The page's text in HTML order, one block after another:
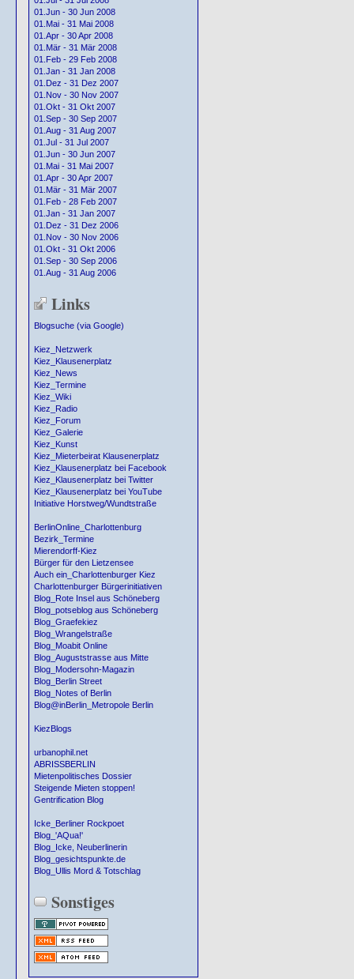
01.Jun - 30 Jun 2008
01.Mai - 31 Mai 2008
01.Apr - 30 Apr 2008
01.Mär - 31 Mär 2008
01.Feb - 29 Feb 2008
01.Jan - 31 Jan 2008
01.Dez - 31 Dez 2007
01.Nov - 30 Nov 2007
01.Okt - 31 Okt 2007
01.Sep - 30 Sep 2007
01.Aug - 31 Aug 2007
01.Jul - 31 Jul 2007
01.Jun - 30 Jun 2007
01.Mai - 31 Mai 2007
01.Apr - 30 Apr 2007
01.Mär - 31 Mär 2007
01.Feb - 28 Feb 2007
01.Jan - 31 Jan 2007
01.Dez - 31 Dez 2006
01.Nov - 30 Nov 2006
01.Okt - 31 Okt 2006
01.Sep - 30 Sep 2006
01.Aug - 31 Aug 2006
Links
Blogsuche (via Google)
Kiez_Netzwerk
Kiez_Klausenerplatz
Kiez_News
Kiez_Termine
Kiez_Wiki
Kiez_Radio
Kiez_Forum
Kiez_Galerie
Kiez_Kunst
Kiez_Mieterbeirat Klausenerplatz
Kiez_Klausenerplatz bei Facebook
Kiez_Klausenerplatz bei Twitter
Kiez_Klausenerplatz bei YouTube
Initiative Horstweg/Wundtstraße
BerlinOnline_Charlottenburg
Bezirk_Termine
Mierendorff-Kiez
Bürger für den Lietzensee
Auch ein_Charlottenburger Kiez
Charlottenburger Bürgerinitiativen
Blog_Rote Insel aus Schöneberg
Blog_potseblog aus Schöneberg
Blog_Graefekiez
Blog_Wrangelstraße
Blog_Moabit Online
Blog_Auguststrasse aus Mitte
Blog_Modersohn-Magazin
Blog_Berlin Street
Blog_Notes of Berlin
Blog@inBerlin_Metropole Berlin
KiezBlogs
urbanophil.net
ABRISSBERLIN
Mietenpolitisches Dossier
Steigende Mieten stoppen!
Gentrification Blog
Icke_Berliner Rockpoet
Blog_'AQua!'
Blog_Icke, Neuberlinerin
Blog_gesichtspunkte.de
Blog_Ullis Mord & Totschlag
Sonstiges